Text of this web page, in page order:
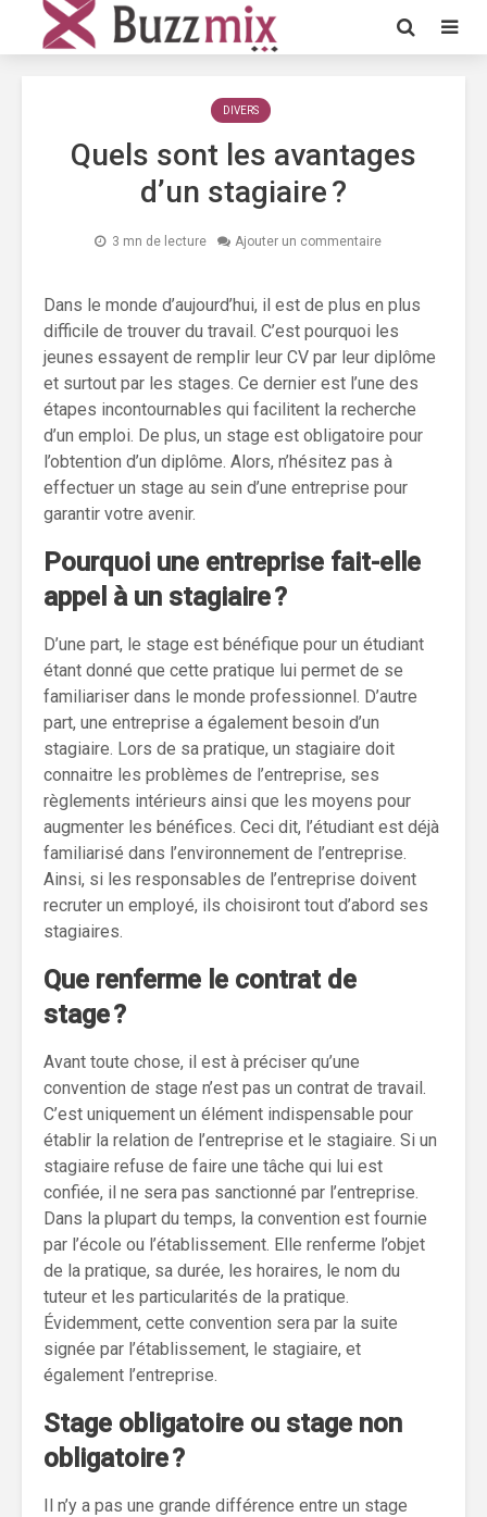
DIVERS
Quels sont les avantages
d’un stagiaire ?
3 mn de lecture Ajouter un commentaire
Dans le monde d’aujourd’hui, il est de plus en plus
difficile de trouver du travail. C’est pourquoi les
jeunes essayent de remplir leur CV par leur diplôme
et surtout par les stages. Ce dernier est l’une des
étapes incontournables qui facilitent la recherche
d’un emploi. De plus, un stage est obligatoire pour
l’obtention d’un diplôme. Alors, n’hésitez pas à
effectuer un stage au sein d’une entreprise pour
garantir votre avenir.
Pourquoi une entreprise fait-elle
appel à un stagiaire ?
D’une part, le stage est bénéfique pour un étudiant
étant donné que cette pratique lui permet de se
familiariser dans le monde professionnel. D’autre
part, une entreprise a également besoin d’un
stagiaire. Lors de sa pratique, un stagiaire doit
connaitre les problèmes de l’entreprise, ses
règlements intérieurs ainsi que les moyens pour
augmenter les bénéfices. Ceci dit, l’étudiant est déjà
familiarisé dans l’environnement de l’entreprise.
Ainsi, si les responsables de l’entreprise doivent
recruter un employé, ils choisiront tout d’abord ses
stagiaires.
Que renferme le contrat de
stage ?
Avant toute chose, il est à préciser qu’une
convention de stage n’est pas un contrat de travail.
C’est uniquement un élément indispensable pour
établir la relation de l’entreprise et le stagiaire. Si un
stagiaire refuse de faire une tâche qui lui est
confiée, il ne sera pas sanctionné par l’entreprise.
Dans la plupart du temps, la convention est fournie
par l’école ou l’établissement. Elle renferme l’objet
de la pratique, sa durée, les horaires, le nom du
tuteur et les particularités de la pratique.
Évidemment, cette convention sera par la suite
signée par l’établissement, le stagiaire, et
également l’entreprise.
Stage obligatoire ou stage non
obligatoire ?
Il n’y a pas une grande différence entre un stage